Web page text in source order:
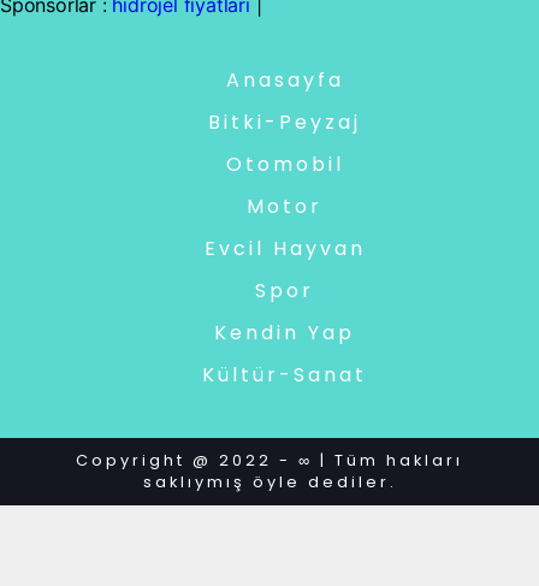
Sponsorlar : hidrojel fiyatları
Anasayfa
Bitki-Peyzaj
Otomobil
Motor
Evcil Hayvan
Spor
Kendin Yap
Kültür-Sanat
Copyright @ 2022 - ∞ | Tüm hakları
saklıymış öyle dediler.